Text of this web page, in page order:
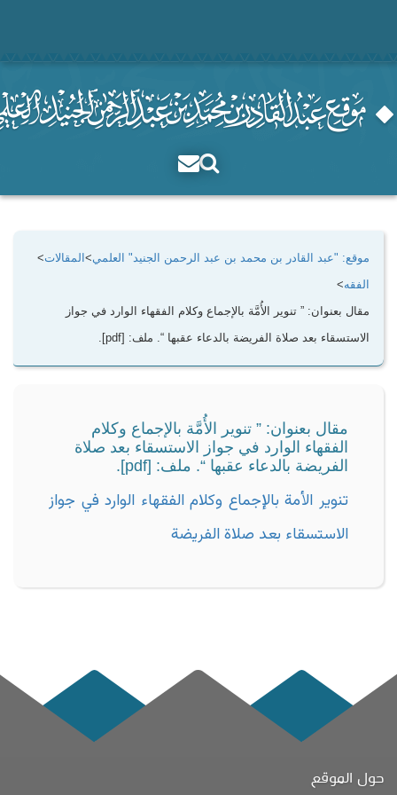
موقع: "عبد القادر بن محمد بن عبد الرحمن الجنيد" العلمي> المقالات>
الفقه>
مقال بعنوان: ” تنوير الأُمَّة بالإجماع وكلام الفقهاء الوارد في جواز
الاستسقاء بعد صلاة الفريضة بالدعاء عقبها “. ملف: [pdf].
مقال بعنوان: ” تنوير الأُمَّة بالإجماع وكلام
الفقهاء الوارد في جواز الاستسقاء بعد صلاة
الفريضة بالدعاء عقبها “. ملف: [pdf].
تنوير الأمة بالإجماع وكلام الفقهاء الوارد في جواز
الاستسقاء بعد صلاة الفريضة
حول الموقع